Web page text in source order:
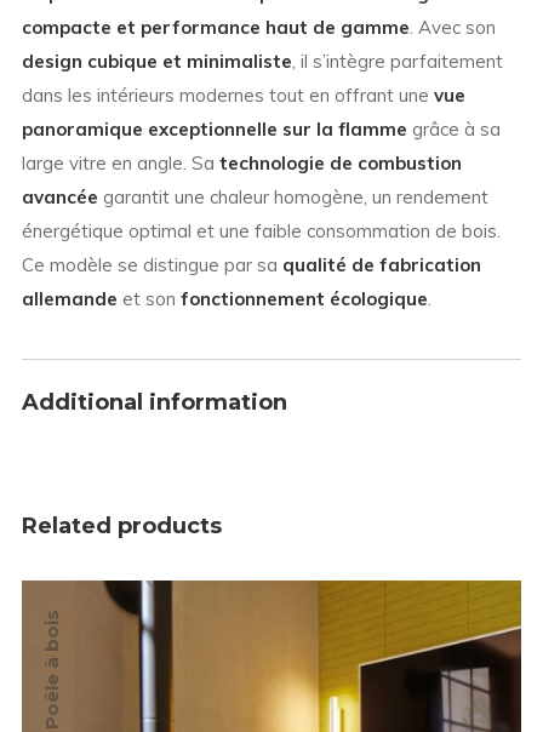
compacte et performance haut de gamme. Avec son
design cubique et minimaliste, il s’intègre parfaitement
dans les intérieurs modernes tout en offrant une vue
panoramique exceptionnelle sur la flamme grâce à sa
large vitre en angle. Sa technologie de combustion
avancée garantit une chaleur homogène, un rendement
énergétique optimal et une faible consommation de bois.
Ce modèle se distingue par sa qualité de fabrication
allemande et son fonctionnement écologique.
Additional information
Related products
Poêle à bois